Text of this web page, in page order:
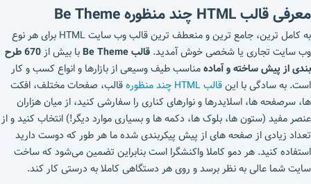
معرفی قالب HTML چند منظوره Be Theme
به کامل ترین، جامع ترین و منعطف ترین قالب وب سایت HTML برای هر نوع
وب سایت تجاری یا شخصی خوش آمدید. قالب Be Theme با بیش از
670 طرح‌
بندی از پیش ساخته و آمادهمناسب طیف وسیعی از بازارها و انواع کسب‌ و کار
است. به سادگی با اینقالب HTML چند منظوره
قالب، صفحات مختلف، افکت
ها، سرصفحه ها، اسلایدرها و نوارهای کناری را سفارشی کنید، از میان هزاران
عنصر مفید (ستون ها، بلوک ها، دکمه ها و بسیاری موارد دیگر!) انتخاب کنید و از
تعداد زیادی از صفحه های از پیش پیکربندی شده ما هر طور که دوست دارید
استفاده کنید. هر دمو کاملا واکنشگرا است بنابراین تضمین می‌شود که ساخت
سایت شما عالی به نظر برسد و روی هر دستگاهی کاملا به درستی کار کند.